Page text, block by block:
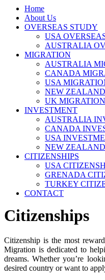
Home
About Us
OVERSEAS STUDY
USA
AUSTRALIA
MIGRATION
AUSTRALIA
CANADA
USA
NEW
UK MIGRATION
INVESTMENT
AUSTRALIA
CANADA
USA
NEW
CITIZENSHIPS
USA
GRENADA
TURKEY
CONTACT
Citizenships
Citizenship is the most
Migration is dedicated to
dreams. Whether you’re
desired country or want to